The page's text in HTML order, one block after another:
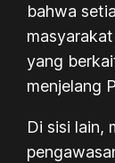
bahwa
yang
menjelang
Di sisi lain,